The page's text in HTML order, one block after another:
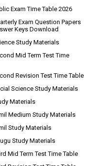
Exam Time Table 2026
Exam Question Papers
Keys Download
Study Materials
Mid Term Test Time
Revision Test Time Table
Science Study Materials
Materials
Medium Study Materials
Study Materials
Study Materials
Mid Term Test Time Table